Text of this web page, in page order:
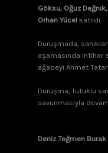
Göksu, Oğuz
Orhan Yücel katıldı.
Duruşmada,
aşamasında intihar
ağabeyi Ahmet Tatar
Duruşma, tutuklu
savunmasıyla
Deniz Teğmen Burak